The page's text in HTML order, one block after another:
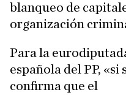
blanqueo de
organización
Para la
española del PP, «si
confirma que el